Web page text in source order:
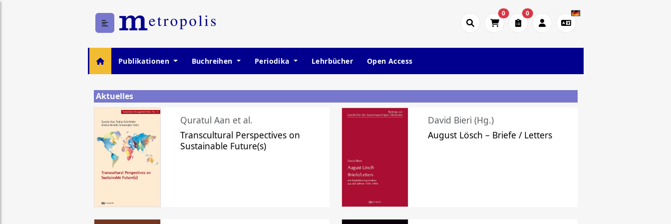
0 0
Publikationen Buchreihen Periodika Lehrbücher Open Access
Aktuelles
Quratul Aan et al.
Transcultural Perspectives on
Sustainable Future(s)
David Bieri (Hg.)
August Lösch – Briefe / Letters